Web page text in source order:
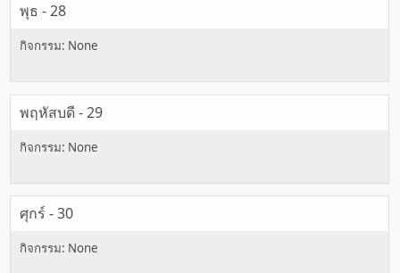
พุธ - 28
พฤหัสบดี - 29
ศุกร์ - 30